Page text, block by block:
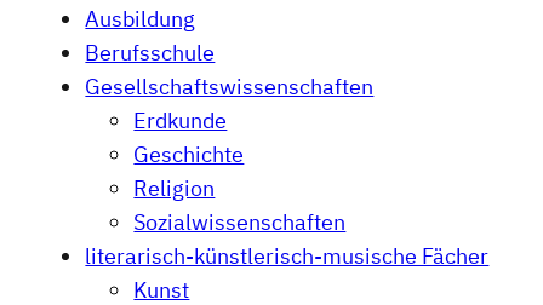
Ausbildung
Berufsschule
Gesellschaftswissenschaften
Erdkunde
Geschichte
Religion
Sozialwissenschaften
literarisch-künstlerisch-musische Fächer
Kunst